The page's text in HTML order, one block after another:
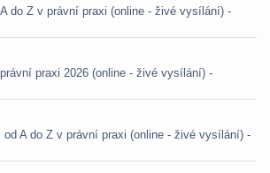
do Z v právní praxi (online - živé vysílání) -
praxi 2026 (online - živé vysílání) -
od A do Z v právní praxi (online - živé vysílání) -